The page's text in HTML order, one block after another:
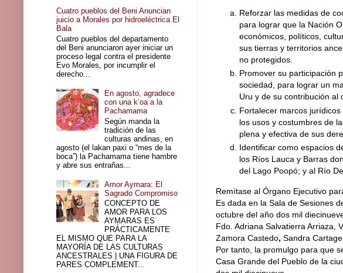
Reforzar las medidas de
para lograr que la Nación
económicos, políticos,
sus tierras y territorios
no protegidos.
Promover su participación
sociedad, para lograr un
Uru y de su contribución al
Fortalecer marcos
los usos y costumbres de
plena y efectiva de sus
Identificar como espacios
los Ríos Lauca y Barras
del Lago Poopó; y al Río
Remítase al Órgano Ejecutivo
Es dada en la Sala de Sesiones
octubre del año dos mil
Fdo. Adriana Salvatierra Arriaza,
Zamora Castedo, Sandra
Por tanto, la promulgo para que
Casa Grande del Pueblo de la
Cuatro pueblos del Beni Anuncian
juicio a Morales por hidroeléctrica El
Bala
Cuatro pueblos del departamento
del Beni anunciaron ayer iniciar un
proceso legal contra el presidente
Evo Morales, por incumplir el
derecho...
En agosto, agradece
con una k’oa a la
Pachamama
Según manda la
tradición de las
culturas andinas, en
agosto (el lakan paxi o “mes de la
boca”) la Pachamama tiene hambre
y abre sus entrañas...
Amor Aymara: El
Sagrado Compromiso
CONCEPTO DE
AMOR PARA LOS
AYMARAS ES
PRÁCTICAMENTE
EL MISMO QUE PARA LA
MAYORÍA DE LAS CULTURAS
ANCESTRALES | UNA FIGURA DE
PARES COMPLEMENT...